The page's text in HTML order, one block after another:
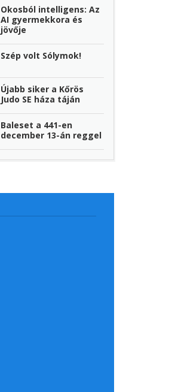
Okosból intelligens: Az
AI gyermekkora és
jövője
Szép volt Sólymok!
Újabb siker a Kőrös
Judo SE háza táján
Baleset a 441-en
december 13-án reggel